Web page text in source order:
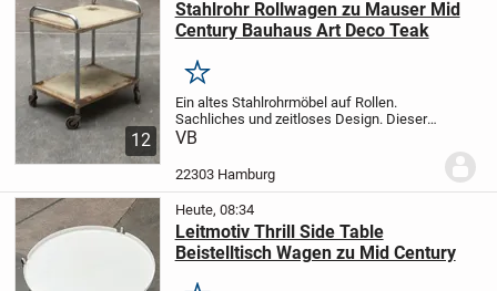
12
Stahlrohr Rollwagen zu Mauser Mid
Century Bauhaus Art Deco Teak
Merken
Ein altes Stahlrohrmöbel auf Rollen.
Sachliches und zeitloses Design. Dieser
Rollwagen mit 2 Böden. Der Hersteller soll
ist.Der Zustand ist gut aber der...
VB
22303 Hamburg
Heute, 08:34
Leitmotiv Thrill Side Table
Beistelltisch Wagen zu Mid Century